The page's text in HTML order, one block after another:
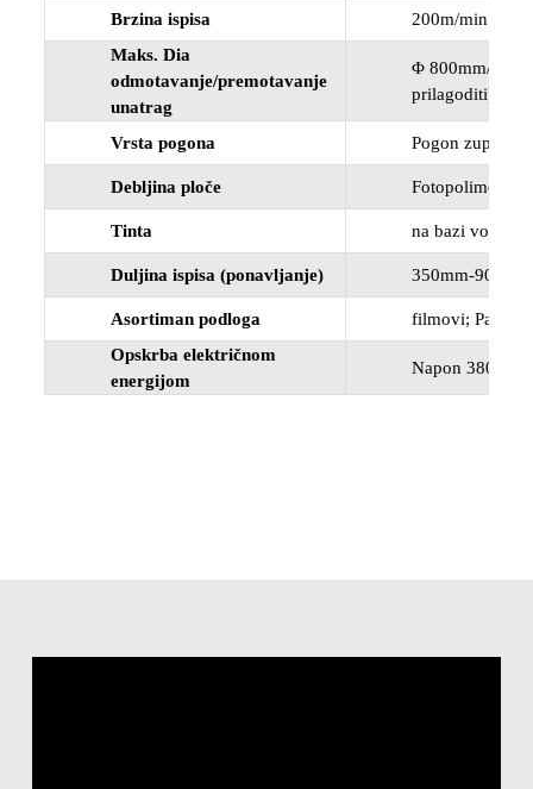
Brzina ispisa
200m/min
Maks. Dia
odmotavanje/premotavanje
unatrag
Φ 800mm/
prilagoditi)
Vrsta pogona Pogon
Debljina ploče Fotopolimerna
Tinta na bazi vode /
Duljina ispisa (ponavljanje) 350mm-
Asortiman podloga
filmovi; Papir;
Opskrba električnom
energijom
Napon 380V.